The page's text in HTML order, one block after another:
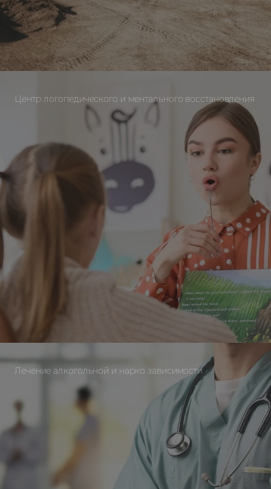
Центр логопедического и ментального восстановления
Лечение алкогольной и нарко зависимости